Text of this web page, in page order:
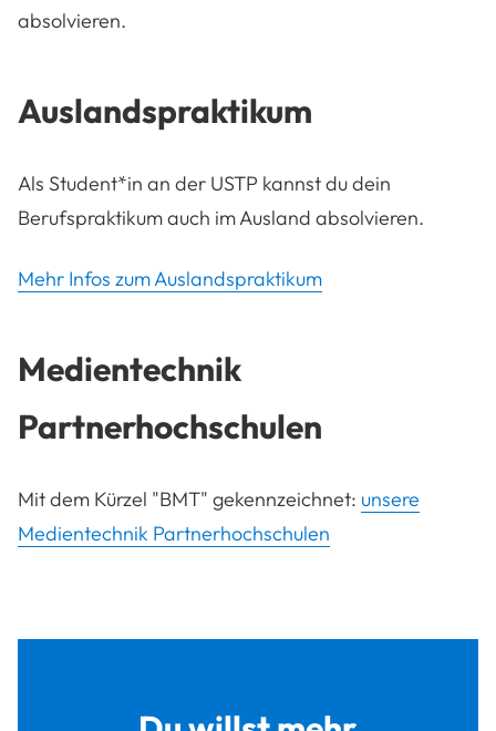
absolvieren.
Auslandspraktikum
Als Student*in an der USTP kannst du dein
Berufspraktikum auch im Ausland absolvieren.
Mehr Infos zum Auslandspraktikum
Medientechnik
Partnerhochschulen
Mit dem Kürzel "BMT" gekennzeichnet: unsere
Medientechnik Partnerhochschulen